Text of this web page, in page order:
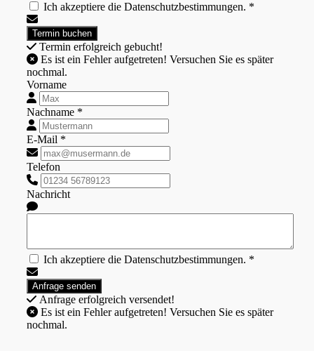
Ich akzeptiere die Datenschutzbestimmungen. *
Termin erfolgreich gebucht!
nochmal.
Vorname
Nachname *
E-Mail *
Telefon
Nachricht
Ich akzeptiere die Datenschutzbestimmungen. *
Anfrage erfolgreich versendet!
nochmal.